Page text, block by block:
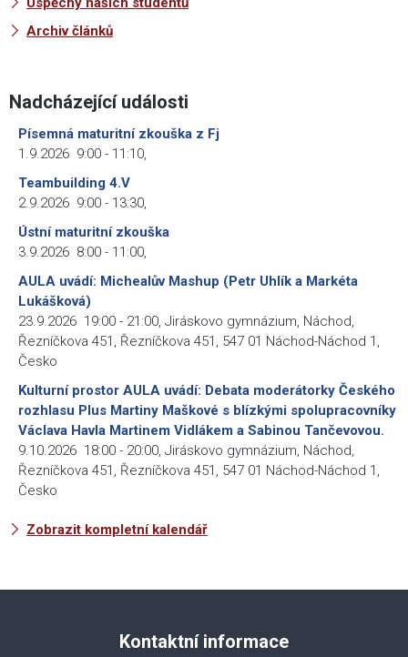
Archiv článků
Nadcházející události
Písemná maturitní zkouška z Fj
1.9.2026 9:00 - 11:10,
Teambuilding 4.V
2.9.2026 9:00 - 13:30,
Ústní maturitní zkouška
3.9.2026 8:00 - 11:00,
AULA uvádí: Michealův Mashup (Petr Uhlík a Markéta
Lukášková)
23.9.2026 19:00 - 21:00, Jiráskovo gymnázium, Náchod,
Řezníčkova 451, Řezníčkova 451, 547 01 Náchod-Náchod 1,
Česko
Kulturní prostor AULA uvádí: Debata moderátorky Českého
rozhlasu Plus Martiny Maškové s blízkými spolupracovníky
Václava Havla Martinem Vidlákem a Sabinou Tančevovou.
9.10.2026 18:00 - 20:00, Jiráskovo gymnázium, Náchod,
Řezníčkova 451, Řezníčkova 451, 547 01 Náchod-Náchod 1,
Česko
Zobrazit kompletní kalendář
Kontaktní informace